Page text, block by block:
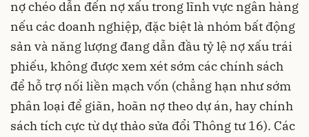
nợ chéo dẫn đến nợ xấu trong lĩnh vực ngân hàng
nếu các doanh nghiệp, đặc biệt là nhóm bất động
sản và năng lượng đang dẫn đầu tỷ lệ nợ xấu trái
phiếu, không được xem xét sớm các chính sách
để hỗ trợ nối liền mạch vốn (chẳng hạn như sớm
phân loại để giãn, hoãn nợ theo dự án, hay chính
sách tích cực từ dự thảo sửa đổi Thông tư 16). Các